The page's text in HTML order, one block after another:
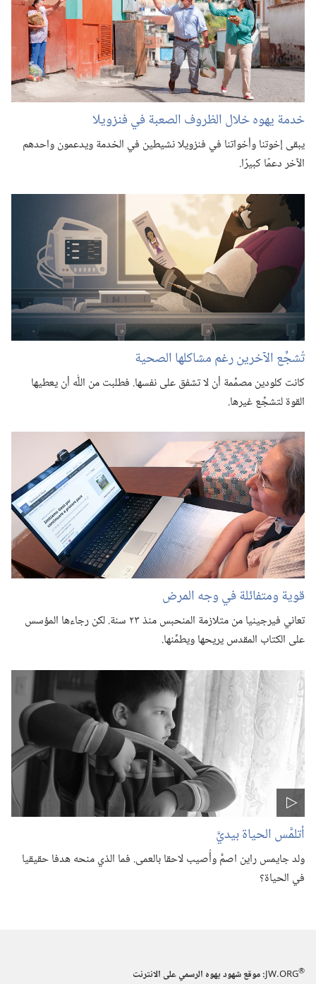
خدمة يهوه خلال الظروف الصعبة في فنزويلا
يبقى إخوتنا وأخواتنا في فنزويلا نشيطين في الخدمة ويدعمون واحدهم
الآخر دعمًا كبيرًا.‏
تُشجِّع الآخرين رغم مشاكلها الصحية
كانت كلودين مصمِّمة أن لا تشفق على نفسها.‏ فطلبت من اللّٰه أن يعطيها
القوة لتشجِّع غيرها.‏
قوية ومتفائلة في وجه المرض
تعاني فيرجينيا من متلازمة المنحبس منذ ٢٣ سنة.‏ لكن رجاءها المؤسس
على الكتاب المقدس يريحها ويطمِّنها.‏
أتلمَّس الحياة بيديَّ
ولد جايمس راين اصمَّ وأُصيب لاحقا بالعمى.‏ فما الذي منحه هدفا حقيقيا
في الحياة؟‏
JW.ORG®
:‏ موقع شهود يهوه الرسمي على الانترنت